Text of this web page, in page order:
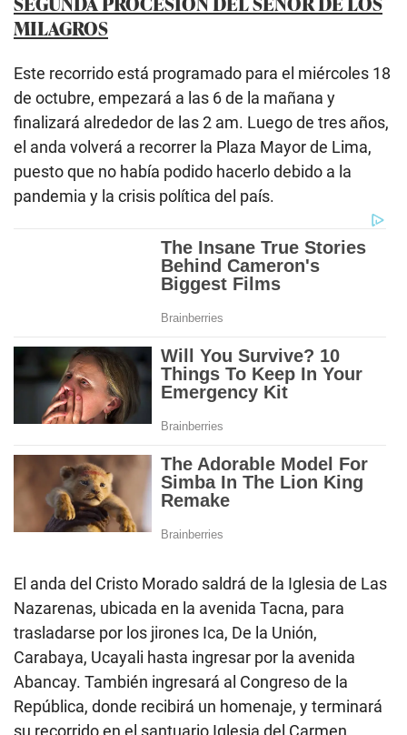
MILAGROS
Este recorrido está programado para el miércoles 18
de octubre, empezará a las 6 de la mañana y
finalizará alrededor de las 2 am. Luego de tres años,
el anda volverá a recorrer la Plaza Mayor de Lima,
puesto que no había podido hacerlo debido a la
pandemia y la crisis política del país.
El anda del Cristo Morado saldrá de la Iglesia de Las
Nazarenas, ubicada en la avenida Tacna, para
trasladarse por los jirones Ica, De la Unión,
Carabaya, Ucayali hasta ingresar por la avenida
Abancay. También ingresará al Congreso de la
República, donde recibirá un homenaje, y terminará
su recorrido en el santuario Iglesia del Carmen,